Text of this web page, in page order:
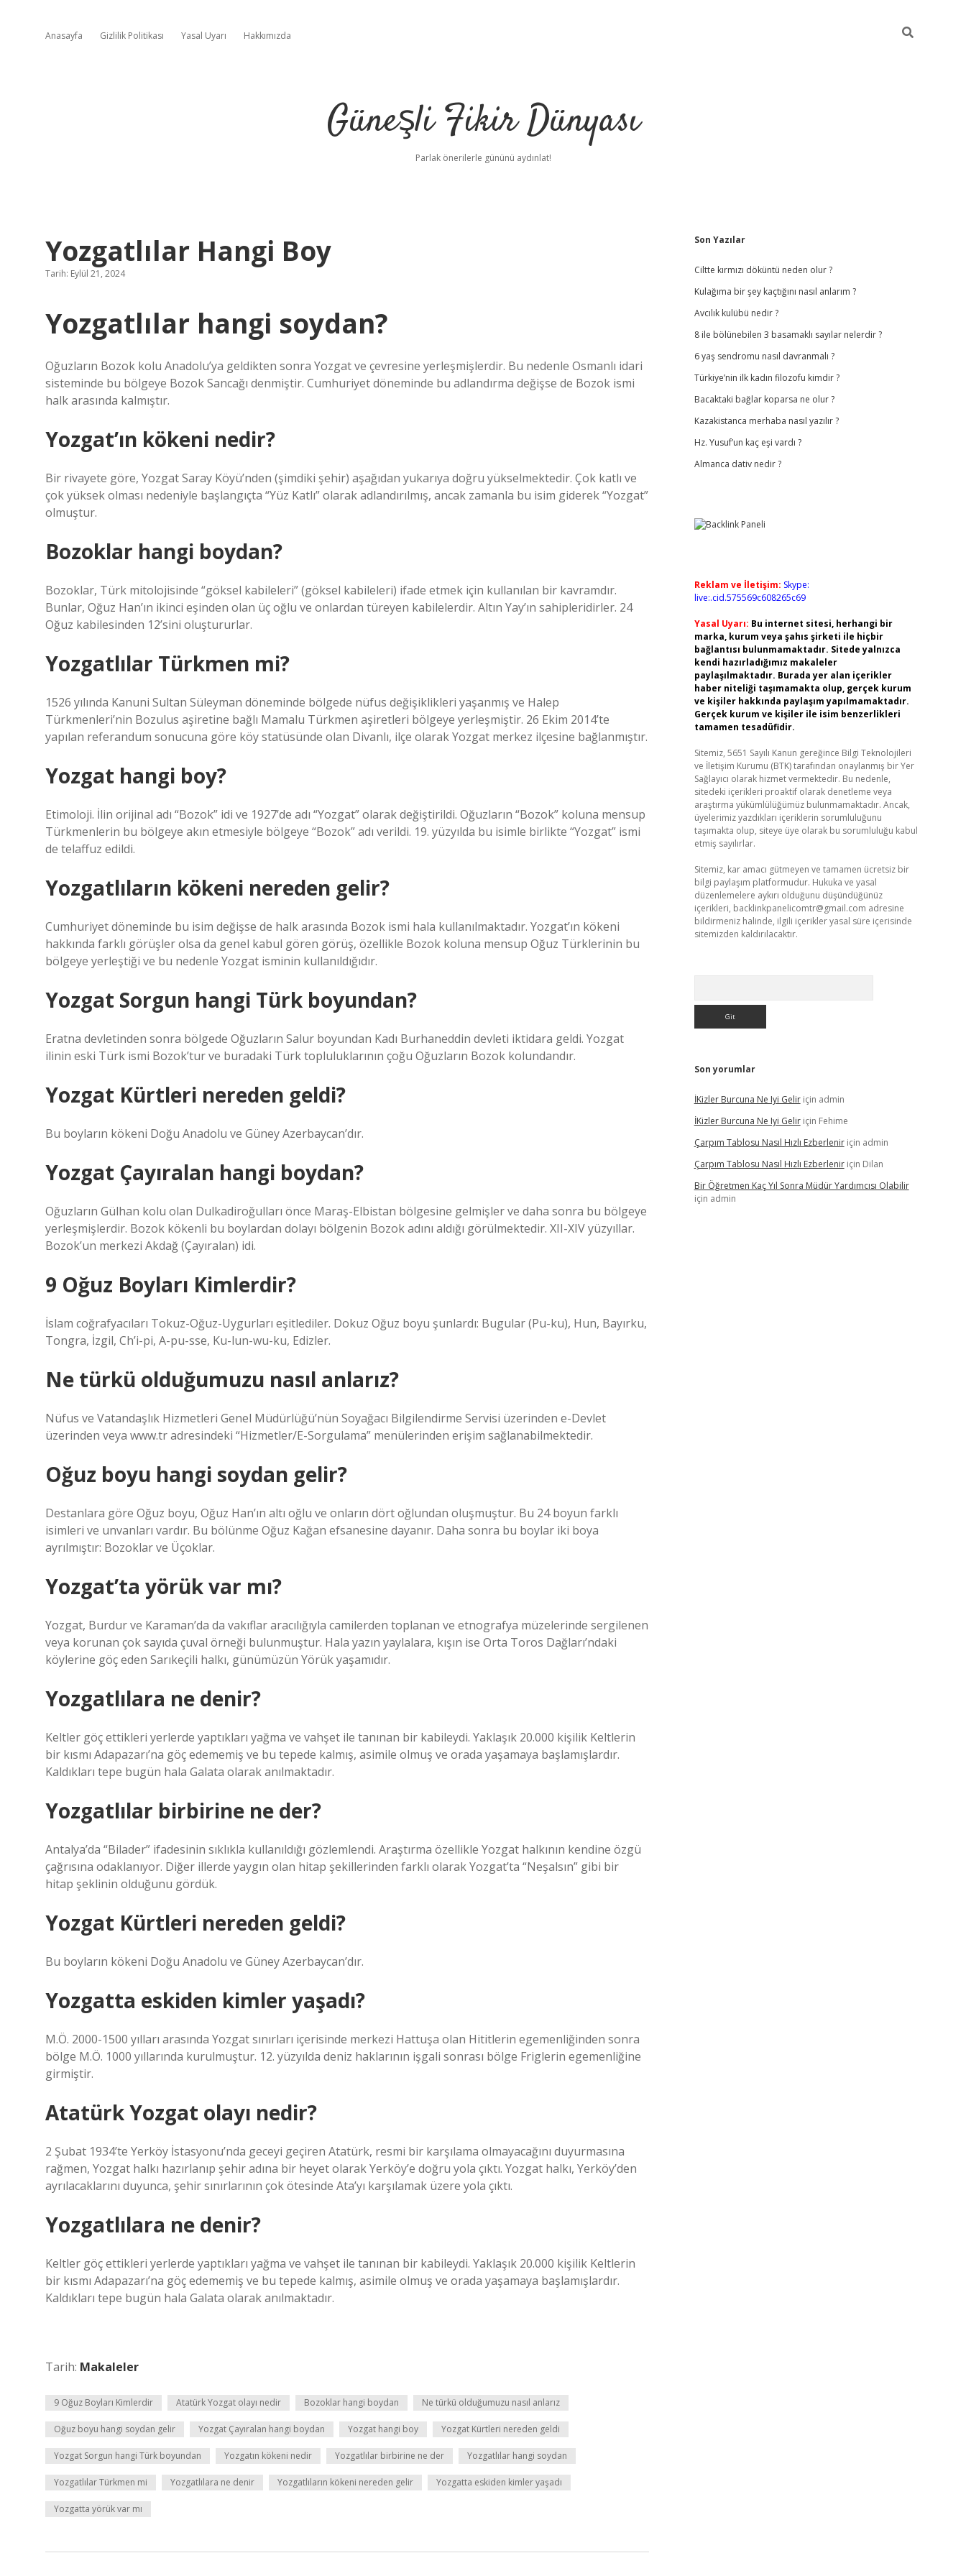
Anasayfa Gizlilik Politikası Yasal Uyarı Hakkımızda
Güneşli Fikir Dünyası
Parlak önerilerle gününü aydınlat!
Yozgatlılar Hangi Boy
Tarih: Eylül 21, 2024
Yozgatlılar hangi soydan?
Oğuzların Bozok kolu Anadolu’ya geldikten sonra Yozgat ve çevresine yerleşmişlerdir. Bu nedenle Osmanlı idari
sisteminde bu bölgeye Bozok Sancağı denmiştir. Cumhuriyet döneminde bu adlandırma değişse de Bozok ismi
halk arasında kalmıştır.
Yozgat’ın kökeni nedir?
Bir rivayete göre, Yozgat Saray Köyü’nden (şimdiki şehir) aşağıdan yukarıya doğru yükselmektedir. Çok katlı ve
çok yüksek olması nedeniyle başlangıçta “Yüz Katlı” olarak adlandırılmış, ancak zamanla bu isim giderek “Yozgat”
olmuştur.
Bozoklar hangi boydan?
Bozoklar, Türk mitolojisinde “göksel kabileleri” (göksel kabileleri) ifade etmek için kullanılan bir kavramdır.
Bunlar, Oğuz Han’ın ikinci eşinden olan üç oğlu ve onlardan türeyen kabilelerdir. Altın Yay’ın sahipleridirler. 24
Oğuz kabilesinden 12’sini oluştururlar.
Yozgatlılar Türkmen mi?
1526 yılında Kanuni Sultan Süleyman döneminde bölgede nüfus değişiklikleri yaşanmış ve Halep
Türkmenleri’nin Bozulus aşiretine bağlı Mamalu Türkmen aşiretleri bölgeye yerleşmiştir. 26 Ekim 2014’te
yapılan referandum sonucuna göre köy statüsünde olan Divanlı, ilçe olarak Yozgat merkez ilçesine bağlanmıştır.
Yozgat hangi boy?
Etimoloji. İlin orijinal adı “Bozok” idi ve 1927’de adı “Yozgat” olarak değiştirildi. Oğuzların “Bozok” koluna mensup
Türkmenlerin bu bölgeye akın etmesiyle bölgeye “Bozok” adı verildi. 19. yüzyılda bu isimle birlikte “Yozgat” ismi
de telaffuz edildi.
Yozgatlıların kökeni nereden gelir?
Cumhuriyet döneminde bu isim değişse de halk arasında Bozok ismi hala kullanılmaktadır. Yozgat’ın kökeni
hakkında farklı görüşler olsa da genel kabul gören görüş, özellikle Bozok koluna mensup Oğuz Türklerinin bu
bölgeye yerleştiği ve bu nedenle Yozgat isminin kullanıldığıdır.
Yozgat Sorgun hangi Türk boyundan?
Eratna devletinden sonra bölgede Oğuzların Salur boyundan Kadı Burhaneddin devleti iktidara geldi. Yozgat
ilinin eski Türk ismi Bozok’tur ve buradaki Türk topluluklarının çoğu Oğuzların Bozok kolundandır.
Yozgat Kürtleri nereden geldi?
Bu boyların kökeni Doğu Anadolu ve Güney Azerbaycan’dır.
Yozgat Çayıralan hangi boydan?
Oğuzların Gülhan kolu olan Dulkadiroğulları önce Maraş-Elbistan bölgesine gelmişler ve daha sonra bu bölgeye
yerleşmişlerdir. Bozok kökenli bu boylardan dolayı bölgenin Bozok adını aldığı görülmektedir. XII-XIV yüzyıllar.
Bozok’un merkezi Akdağ (Çayıralan) idi.
9 Oğuz Boyları Kimlerdir?
İslam coğrafyacıları Tokuz-Oğuz-Uygurları eşitlediler. Dokuz Oğuz boyu şunlardı: Bugular (Pu-ku), Hun, Bayırku,
Tongra, İzgil, Ch’i-pi, A-pu-sse, Ku-lun-wu-ku, Edizler.
Ne türkü olduğumuzu nasıl anlarız?
Nüfus ve Vatandaşlık Hizmetleri Genel Müdürlüğü’nün Soyağacı Bilgilendirme Servisi üzerinden e-Devlet
üzerinden veya www.tr adresindeki “Hizmetler/E-Sorgulama” menülerinden erişim sağlanabilmektedir.
Oğuz boyu hangi soydan gelir?
Destanlara göre Oğuz boyu, Oğuz Han’ın altı oğlu ve onların dört oğlundan oluşmuştur. Bu 24 boyun farklı
isimleri ve unvanları vardır. Bu bölünme Oğuz Kağan efsanesine dayanır. Daha sonra bu boylar iki boya
ayrılmıştır: Bozoklar ve Üçoklar.
Yozgat’ta yörük var mı?
Yozgat, Burdur ve Karaman’da da vakıflar aracılığıyla camilerden toplanan ve etnografya müzelerinde sergilenen
veya korunan çok sayıda çuval örneği bulunmuştur. Hala yazın yaylalara, kışın ise Orta Toros Dağları’ndaki
köylerine göç eden Sarıkeçili halkı, günümüzün Yörük yaşamıdır.
Yozgatlılara ne denir?
Keltler göç ettikleri yerlerde yaptıkları yağma ve vahşet ile tanınan bir kabileydi. Yaklaşık 20.000 kişilik Keltlerin
bir kısmı Adapazarı’na göç edememiş ve bu tepede kalmış, asimile olmuş ve orada yaşamaya başlamışlardır.
Kaldıkları tepe bugün hala Galata olarak anılmaktadır.
Yozgatlılar birbirine ne der?
Antalya’da “Bilader” ifadesinin sıklıkla kullanıldığı gözlemlendi. Araştırma özellikle Yozgat halkının kendine özgü
çağrısına odaklanıyor. Diğer illerde yaygın olan hitap şekillerinden farklı olarak Yozgat’ta “Neşalsın” gibi bir
hitap şeklinin olduğunu gördük.
Yozgat Kürtleri nereden geldi?
Bu boyların kökeni Doğu Anadolu ve Güney Azerbaycan’dır.
Yozgatta eskiden kimler yaşadı?
M.Ö. 2000-1500 yılları arasında Yozgat sınırları içerisinde merkezi Hattuşa olan Hititlerin egemenliğinden sonra
bölge M.Ö. 1000 yıllarında kurulmuştur. 12. yüzyılda deniz haklarının işgali sonrası bölge Friglerin egemenliğine
girmiştir.
Atatürk Yozgat olayı nedir?
2 Şubat 1934’te Yerköy İstasyonu’nda geceyi geçiren Atatürk, resmi bir karşılama olmayacağını duyurmasına
rağmen, Yozgat halkı hazırlanıp şehir adına bir heyet olarak Yerköy’e doğru yola çıktı. Yozgat halkı, Yerköy’den
ayrılacaklarını duyunca, şehir sınırlarının çok ötesinde Ata’yı karşılamak üzere yola çıktı.
Yozgatlılara ne denir?
Keltler göç ettikleri yerlerde yaptıkları yağma ve vahşet ile tanınan bir kabileydi. Yaklaşık 20.000 kişilik Keltlerin
bir kısmı Adapazarı’na göç edememiş ve bu tepede kalmış, asimile olmuş ve orada yaşamaya başlamışlardır.
Kaldıkları tepe bugün hala Galata olarak anılmaktadır.
Tarih: Makaleler
9 Oğuz Boyları Kimlerdir Atatürk Yozgat olayı nedir Bozoklar hangi boydan Ne türkü olduğumuzu nasıl anlarız
Oğuz boyu hangi soydan gelir Yozgat Çayıralan hangi boydan Yozgat hangi boy Yozgat Kürtleri nereden geldi
Yozgat Sorgun hangi Türk boyundan Yozgatın kökeni nedir Yozgatlılar birbirine ne der Yozgatlılar hangi soydan
Yozgatlılar Türkmen mi Yozgatlılara ne denir Yozgatlıların kökeni nereden gelir Yozgatta eskiden kimler yaşadı
Yozgatta yörük var mı
Sidebar
Son Yazılar
Ciltte kırmızı döküntü neden olur ?
Kulağıma bir şey kaçtığını nasıl anlarım ?
Avcılık kulübü nedir ?
8 ile bölünebilen 3 basamaklı sayılar nelerdir ?
6 yaş sendromu nasıl davranmalı ?
Türkiye’nin ilk kadın filozofu kimdir ?
Bacaktaki bağlar koparsa ne olur ?
Kazakistanca merhaba nasıl yazılır ?
Hz. Yusuf’un kaç eşi vardı ?
Almanca dativ nedir ?
Reklam ve İletişim: Skype:
live:.cid.575569c608265c69
Yasal Uyarı: Bu internet sitesi, herhangi bir
marka, kurum veya şahıs şirketi ile hiçbir
bağlantısı bulunmamaktadır. Sitede yalnızca
kendi hazırladığımız makaleler
paylaşılmaktadır. Burada yer alan içerikler
haber niteliği taşımamakta olup, gerçek kurum
ve kişiler hakkında paylaşım yapılmamaktadır.
Gerçek kurum ve kişiler ile isim benzerlikleri
tamamen tesadüfidir.
Sitemiz, 5651 Sayılı Kanun gereğince Bilgi Teknolojileri
ve İletişim Kurumu (BTK) tarafından onaylanmış bir Yer
Sağlayıcı olarak hizmet vermektedir. Bu nedenle,
sitedeki içerikleri proaktif olarak denetleme veya
araştırma yükümlülüğümüz bulunmamaktadır. Ancak,
üyelerimiz yazdıkları içeriklerin sorumluluğunu
taşımakta olup, siteye üye olarak bu sorumluluğu kabul
etmiş sayılırlar.
Sitemiz, kar amacı gütmeyen ve tamamen ücretsiz bir
bilgi paylaşım platformudur. Hukuka ve yasal
düzenlemelere aykırı olduğunu düşündüğünüz
içerikleri, backlinkpanelicomtr@gmail.com adresine
bildirmeniz halinde, ilgili içerikler yasal süre içerisinde
sitemizden kaldırılacaktır.
Son yorumlar
İKizler Burcuna Ne Iyi Geliriçin admin
İKizler Burcuna Ne Iyi Geliriçin Fehime
Çarpım Tablosu Nasıl Hızlı Ezberleniriçin admin
Çarpım Tablosu Nasıl Hızlı Ezberleniriçin Dilan
Bir Öğretmen Kaç Yıl Sonra Müdür Yardımcısı Olabilir
için admin
hiltonbetvdcasino güncel giriş